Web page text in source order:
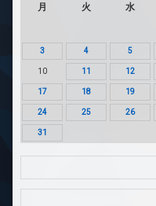
月 火 水
3 4 5
10 11 12
17 18 19
24 25 26
31